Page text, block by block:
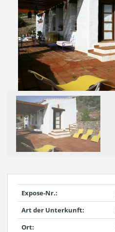
Expose-Nr.:
Art der Unterkunft:
Ort: